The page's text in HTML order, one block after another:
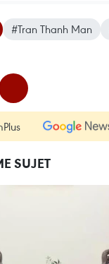
#Tran Thanh Man
SUJET